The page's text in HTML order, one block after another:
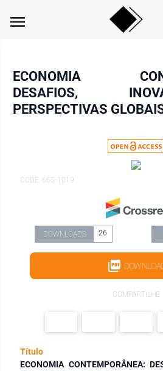
menu
ECONOMIA
DESAFIOS,
PERSPECTIVAS
CODE: 665-1019
DOWNLOADS 26
COMPARTILHE
Título
ECONOMIA CONTEMPORÂNEA: